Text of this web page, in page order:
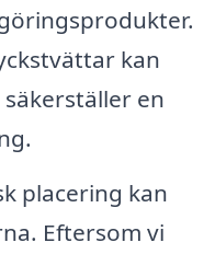
kan
en
placering kan
Eftersom vi